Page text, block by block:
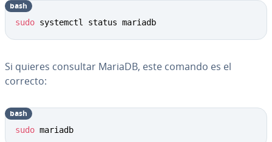
sudo systemctl status mariadb
bash
Si quieres consultar MariaDB, este comando es el
correcto:
sudo mariadb
bash